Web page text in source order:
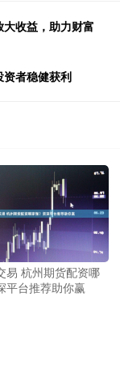
收益，助力财富
资者稳健获利
易 杭州期货配资哪
平台推荐助你赢